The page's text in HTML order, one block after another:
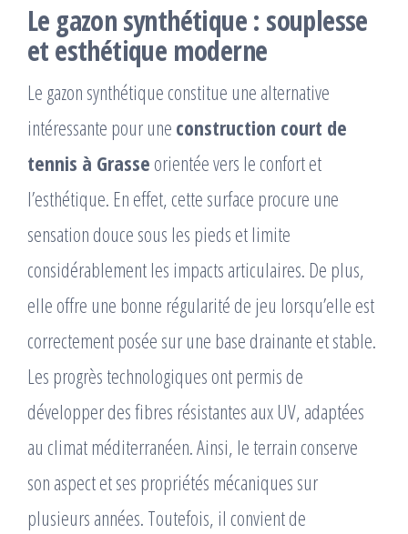
Le gazon synthétique : souplesse
et esthétique moderne
Le gazon synthétique constitue une alternative
intéressante pour une construction court de
tennis à Grasse orientée vers le confort et
l’esthétique. En effet, cette surface procure une
sensation douce sous les pieds et limite
considérablement les impacts articulaires. De plus,
elle offre une bonne régularité de jeu lorsqu’elle est
correctement posée sur une base drainante et stable.
Les progrès technologiques ont permis de
développer des fibres résistantes aux UV, adaptées
au climat méditerranéen. Ainsi, le terrain conserve
son aspect et ses propriétés mécaniques sur
plusieurs années. Toutefois, il convient de